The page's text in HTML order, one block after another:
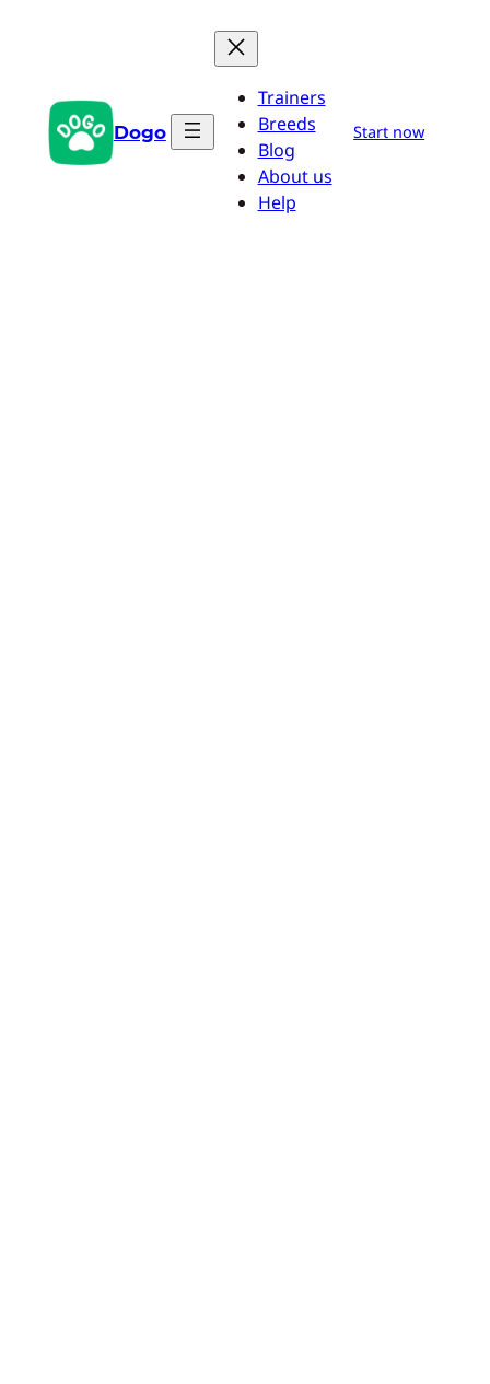
Dogo
Trainers
Breeds
Blog
About us
Help
Start now